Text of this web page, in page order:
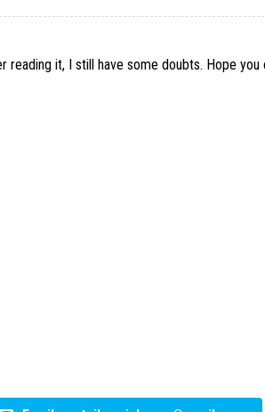
it, I still have some doubts. Hope you